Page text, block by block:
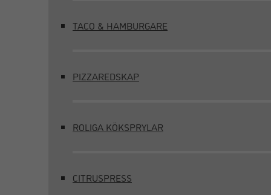
TACO & HAMBURGARE
PIZZAREDSKAP
ROLIGA KÖKSPRYLAR
CITRUSPRESS